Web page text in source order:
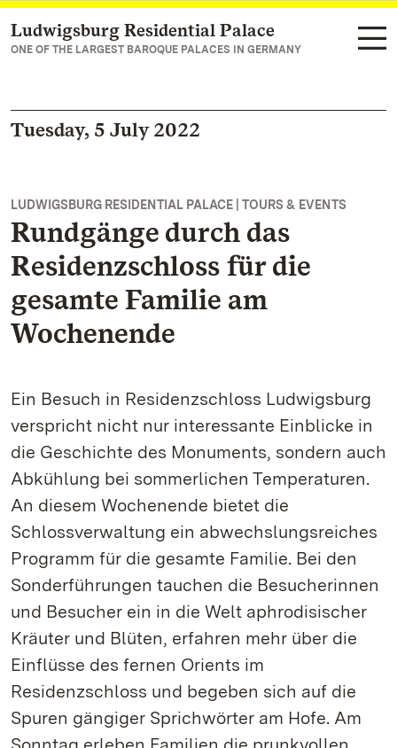
Navigate to main page
Ludwigsburg Residential Palace
ONE OF THE LARGEST BAROQUE PALACES IN GERMANY
Tuesday, 5 July 2022
LUDWIGSBURG RESIDENTIAL PALACE | TOURS & EVENTS
Rundgänge durch das
Residenzschloss für die
gesamte Familie am
Wochenende
Ein Besuch in Residenzschloss Ludwigsburg
verspricht nicht nur interessante Einblicke in
die Geschichte des Monuments, sondern auch
Abkühlung bei sommerlichen Temperaturen.
An diesem Wochenende bietet die
Schlossverwaltung ein abwechslungsreiches
Programm für die gesamte Familie. Bei den
Sonderführungen tauchen die Besucherinnen
und Besucher ein in die Welt aphrodisischer
Kräuter und Blüten, erfahren mehr über die
Einflüsse des fernen Orients im
Residenzschloss und begeben sich auf die
Spuren gängiger Sprichwörter am Hofe. Am